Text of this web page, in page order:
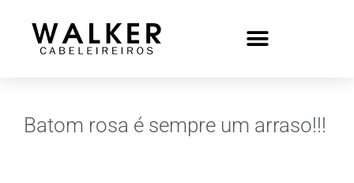
Batom rosa é sempre um arraso!!!